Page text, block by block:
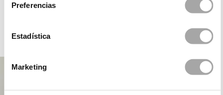
Preferencias
Estadística
Marketing